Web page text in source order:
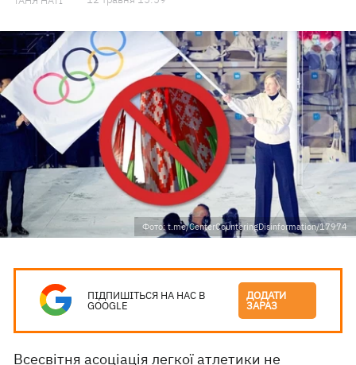
Фото: t.me/CenterCounteringDisinformation/17974
ПІДПИШІТЬСЯ НА НАС В
GOOGLE
ДОДАТИ
ЗАРАЗ
Всесвітня асоціація легкої атлетики не